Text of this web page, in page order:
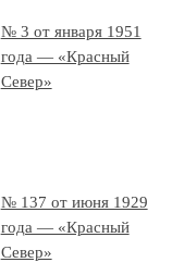
№ 3 от января 1951
года — «Красный
Север»
№ 137 от июня 1929
года — «Красный
Север»